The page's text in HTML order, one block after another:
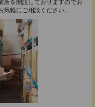
所を開設しておりますのでお
軽にご相談ください。